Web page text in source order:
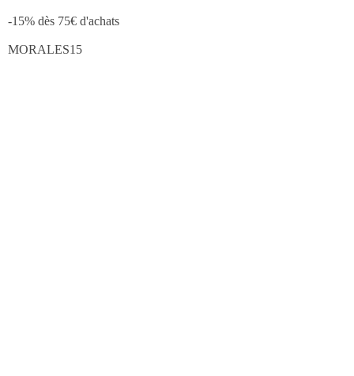
-15% dès 75€ d'achats
MORALES15